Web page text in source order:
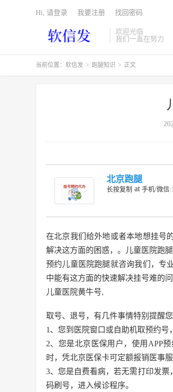
欢迎光临
我们一直在努力
Hi, 请登录 我要注册 找回密码
当前位置： 软信发 > 跑腿知识 > 正文
北京跑腿
长按复制 at 手机/微信
在北京我们给外地或者本地想挂号
解决这方面的困惑，。儿童医院跑
预约儿童医院跑腿就咨询我们，专
中能有这方面的快速解决挂号难的
儿童医院黄牛号,
取号、退号，有几件事情特别提醒
1、您到医院窗口或自助机取预约号
2、您是北京医保用户，使用APP
时，凭北京医保卡可定额报销医事
3、您是自费看病，若无需打印发
码刷号，进入候诊程序。